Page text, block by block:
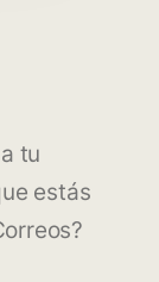
tu
estás